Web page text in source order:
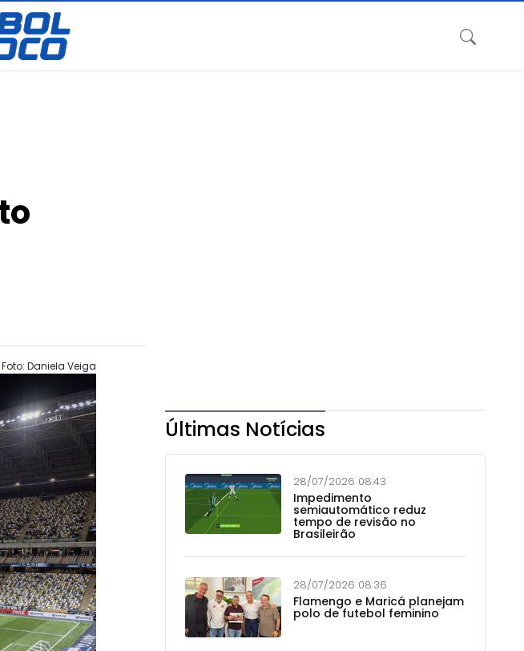
Foto: Daniela Veiga
Últimas Notícias
28/07/2026 08:43
Impedimento
semiautomático reduz
tempo de revisão no
Brasileirão
28/07/2026 08:36
Flamengo e Maricá planejam
polo de futebol feminino